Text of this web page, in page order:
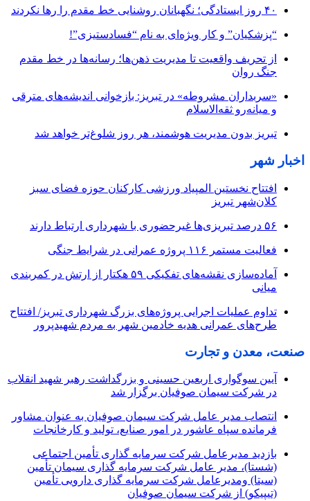
۴۰ روز ایستادگی؛ نگهبانان روشنایی خط مقدم را رها نکردند
“پزشکیان” و کار ویژه‌ای به نام “فسادستیزی”!
از تحریف واقعیت تا مدیریت ذهن‌ها؛ رسانه‌ها در خط مقدم
جنگ روان
«سربداران مشروطه» در تبریز: بازخوانی اندیشه‌های مترقی
و میانه‌رو ثقه‌الاسلام
تبریز بدون مدیریت هوشمند، هر روز شلوغ‌تر خواهد شد
اخبار شهر
افتتاح نخستین المپیاد ورزشی کارکنان حوزه فضای سبز
کلان‌شهر تبریز
۵۶ درصد تبریزی‌ها غیرحضوری با شهرداری ارتباط دارند
فعالیت مستمر ۱۱۶ پروژه عمرانی در شرایط جنگی
آماده‌سازی نقشه‌های تفکیکی ۵۹ هکتار از ارتش در کمربندی
میانی
تداوم عملیات اجرایی پروژه‌های بزرگ شهرداری تبریز/ افتتاح
طرح‌های عمرانی هدیه خادمین شهر به مردم شهیدپرور
صنعت، معدن و تجارت
آیین سوگواری اربعین حسینی و بزرگداشت رهبر شهید انقلاب
در شرکت سیمان صوفیان برگزار شد
انتصاب مدیر عامل شرکت سیمان صوفیان به عنوان مشاور
فرمانده سپاه عاشور در امور صنایع، تولید و کارخانجات
بازدید مدیرعامل شرکت سرمایه گذاری تأمین اجتماعی
(شستا)، مدیر عامل شرکت سرمایه گذاری سیمان تأمین
(سیتا) ومدیرعامل شرکت سرمایه گذاری دارویی تأمین
(تیپیکو) از شرکت سیمان صوفیان